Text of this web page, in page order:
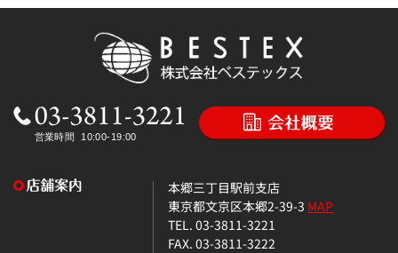
本郷三丁目駅前支店
東京都文京区本郷2-39-3 MAP
TEL. 03-3811-3221
FAX. 03-3811-3222